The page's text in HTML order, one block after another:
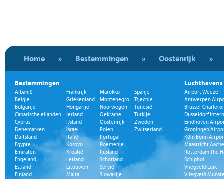
Home » Bestemmingen » Oostenrijk »
Bestemmingen
Albanië
België
Bulgarije
Canarische eilanden
Cyprus
Denemarken
Duitsland
Egypte
Emiraten
Engeland
Estland
Finland
Frankrijk
Griekenland
Hongarije
Ierland
IJsland
Israël
Italië
Kosovo
Kroatië
Letland
Litouwen
Malta
Marokko
Montenegro
Noorwegen
Oekraïne
Oostenrijk
Polen
Portugal
Roemenië
Rusland
Schotland
Servië
Slowakije
Spanje
Tsjechië
Tunesië
Turkije
Zweden
Zwitserland
Luchthavens
Airport Weeze
Antwerpen
Brussel-
Düsseldorf
Eindhoven
Groningen
Köln Bonn
Maastricht
Rotterdam The
Schiphol
Vliegveld Luik
Vliegveld